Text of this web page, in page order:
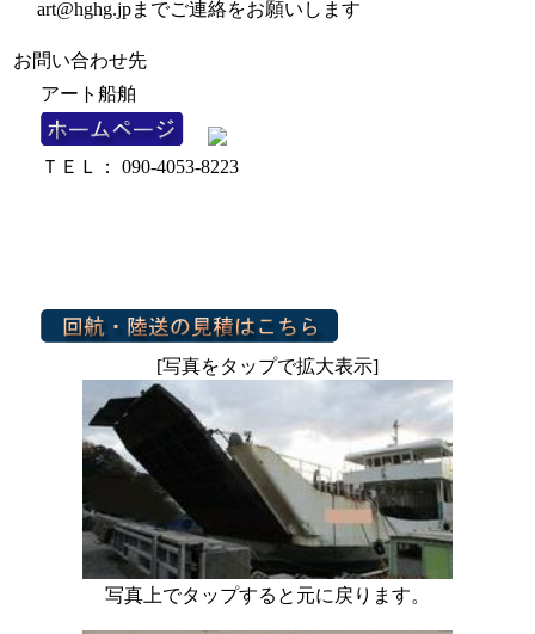
art@hghg.jpまでご連絡をお願いします
お問い合わせ先
アート船舶
ＴＥＬ： 090-4053-8223
[写真をタップで拡大表示]
写真上でタップすると元に戻ります。